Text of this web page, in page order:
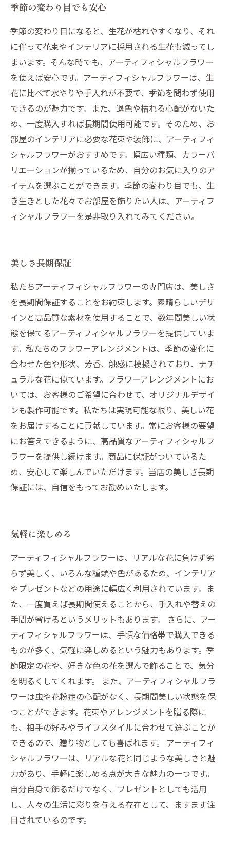
季節の変わり目でも安心
季節の変わり目になると、生花が枯れやすくなり、それ
に伴って花束やインテリアに採用される生花も減ってし
まいます。そんな時でも、アーティフィシャルフラワー
を使えば安心です。アーティフィシャルフラワーは、生
花に比べて水やりや手入れが不要で、季節を問わず使用
できるのが魅力です。また、退色や枯れる心配がないた
め、一度購入すれば長期間使用可能です。そのため、お
部屋のインテリアに必要な花束や装飾に、アーティフィ
シャルフラワーがおすすめです。幅広い種類、カラーバ
リエーションが揃っているため、自分のお気に入りのア
イテムを選ぶことができます。季節の変わり目でも、生
き生きとした花々でお部屋を飾りたい人は、アーティフ
ィシャルフラワーを是非取り入れてみてください。
美しさ長期保証
私たちアーティフィシャルフラワーの専門店は、美しさ
を長期間保証することをお約束します。素晴らしいデザ
インと高品質な素材を使用することで、数年間美しい状
態を保てるアーティフィシャルフラワーを提供していま
す。私たちのフラワーアレンジメントは、季節の変化に
合わせた色や形状、芳香、触感に模擬されており、ナチ
ュラルな花に似ています。フラワーアレンジメントにお
いては、お客様のご希望に合わせて、オリジナルデザイ
ンも製作可能です。私たちは実現可能な限り、美しい花
をお届けすることに貢献しています。常にお客様の要望
にお答えできるように、高品質なアーティフィシャルフ
ラワーを提供し続けます。商品に保証がついているた
め、安心して楽しんでいただけます。当店の美しさ長期
保証には、自信をもってお勧めいたします。
気軽に楽しめる
アーティフィシャルフラワーは、リアルな花に負けず劣
らず美しく、いろんな種類や色があるため、インテリア
やプレゼントなどの用途に幅広く利用されています。ま
た、一度買えば長期間使えることから、手入れや替えの
手間が省けるというメリットもあります。 さらに、アー
ティフィシャルフラワーは、手頃な価格帯で購入できる
ものが多く、気軽に楽しめるという魅力もあります。季
節限定の花や、好きな色の花を選んで飾ることで、気分
を明るくしてくれます。 また、アーティフィシャルフラ
ワーは虫や花粉症の心配がなく、長期間美しい状態を保
つことができます。花束やアレンジメントを贈る際に
も、相手の好みやライフスタイルに合わせて選ぶことが
できるので、贈り物としても喜ばれます。 アーティフィ
シャルフラワーは、リアルな花と同じような美しさと魅
力があり、手軽に楽しめる点が大きな魅力の一つです。
自分自身で飾るだけでなく、プレゼントとしても活用
し、人々の生活に彩りを与える存在として、ますます注
目されているのです。